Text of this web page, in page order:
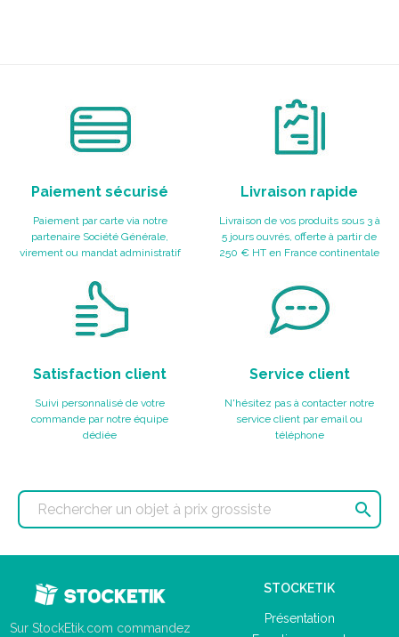
Paiement sécurisé
Paiement par carte via notre
partenaire Société Générale,
virement ou mandat administratif
Livraison rapide
Livraison de vos produits sous 3 à
5 jours ouvrés, offerte à partir de
250 € HT en France continentale
Satisfaction client
Suivi personnalisé de votre
commande par notre équipe
dédiée
Service client
N'hésitez pas à contacter notre
service client par email ou
téléphone

Sur StockEtik.com commandez
STOCKETIK
Présentation